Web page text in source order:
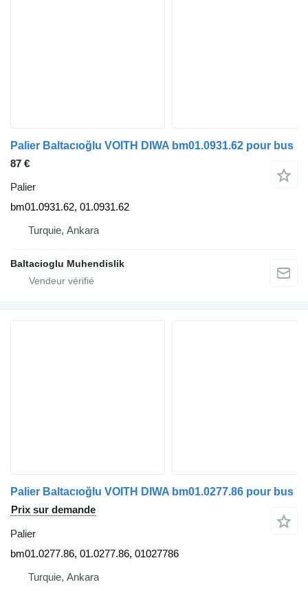
Palier Baltacıoğlu VOITH DIWA bm01.0931.62 pour bus
87 €
Palier
bm01.0931.62, 01.0931.62
Turquie, Ankara
Baltacioglu Muhendislik
Palier Baltacıoğlu VOITH DIWA bm01.0277.86 pour bus
Prix sur demande
Palier
bm01.0277.86, 01.0277.86, 01027786
Turquie, Ankara